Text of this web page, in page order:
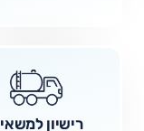
רישיון